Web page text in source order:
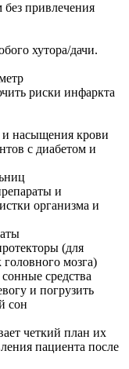
привлечения
хутора/дачи.
риски инфаркта
и насыщения крови
с диабетом и
и
организма и
(для
мозга)
средства
и погрузить
сон
четкий план их
пациента после